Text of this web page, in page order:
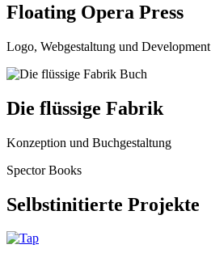
Floating Opera Press
Logo, Webgestaltung und Development
Die flüssige Fabrik
Konzeption und Buchgestaltung
Spector Books
Selbstinitierte Projekte